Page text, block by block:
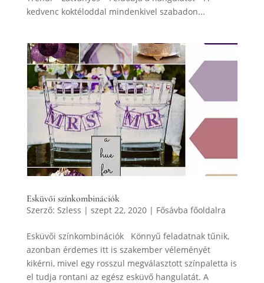
kedvenc koktéloddal mindenkivel szabadon...
Esküvői színkombinációk
Szerző: Szless | szept 22, 2020| Fősávba főoldalra
Esküvői színkombinációk Könnyű feladatnak tűnik,
azonban érdemes itt is szakember véleményét
kikérni, mivel egy rosszul megválasztott színpaletta is
el tudja rontani az egész esküvő hangulatát. A